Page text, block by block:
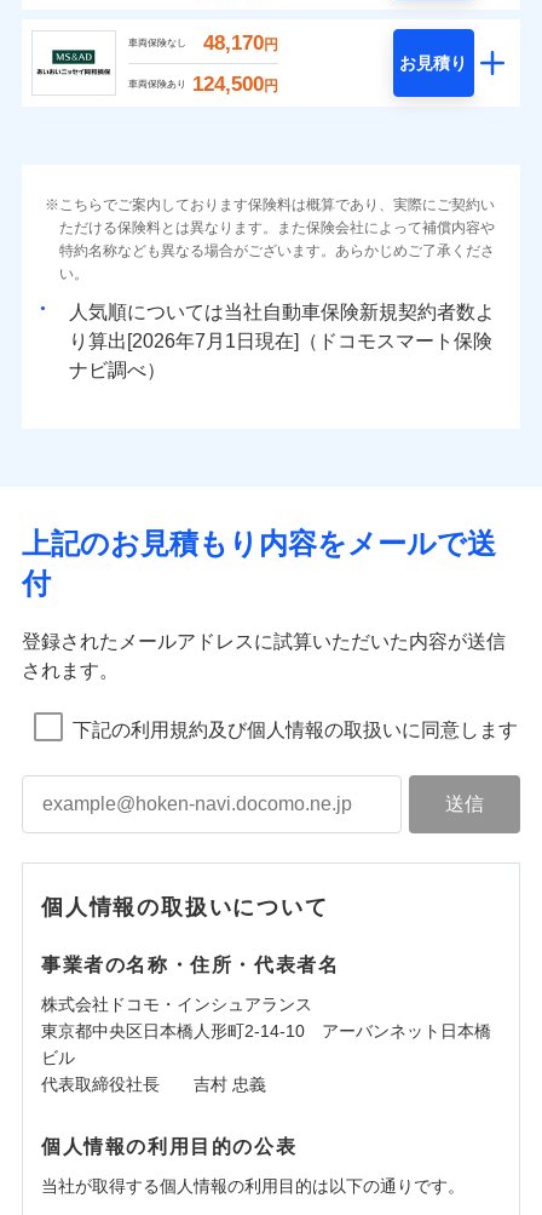
車両保険なし 48,170円
車両保険あり 124,500円
お見積り
こちらでご案内しております保険料は概算であり、実際にご契約い
ただける保険料とは異なります。また保険会社によって補償内容や
特約名称なども異なる場合がございます。あらかじめご了承くださ
い。
人気順については当社
新規契約者数よ
り算出[
年 月
日現在]（ドコモスマート保険
ナビ調べ）
上記のお見積もり内容をメールで送
付
登録されたメールアドレスに試算いただいた内容が送信
されます。
下記の利用規約及び個人情報の取扱いに同意します
個人情報の取扱いについて
事業者の名称・住所・代表者名
株式会社ドコモ・インシュアランス
東京都中央区日本橋人形町2-14-10 アーバンネット日本橋
ビル
代表取締役社長 吉村 忠義
個人情報の利用目的の公表
当社が取得する個人情報の利用目的は以下の通りです。